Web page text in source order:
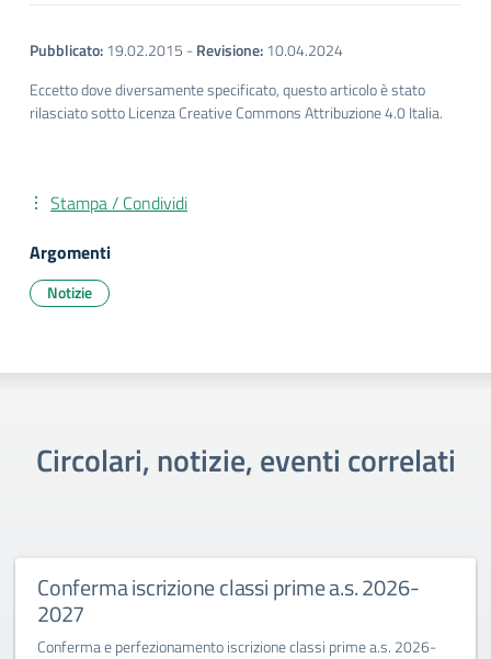
Pubblicato:19.02.2015 -Revisione:10.04.2024
Eccetto dove diversamente specificato, questo articolo è stato
rilasciato sotto Licenza Creative Commons Attribuzione 4.0 Italia.
Stampa / Condividi
Argomenti
Notizie
Circolari, notizie, eventi correlati
iscrizione classi prime a.s. 2026-
e perfezionamento iscrizione classi prime a.s. 2026-